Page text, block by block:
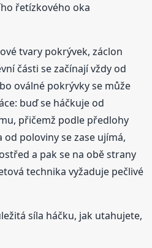
řetízkového oka
tvary pokrývek, záclon
části se začínají vždy od
oválné pokrývky se může
buď se háčkuje od
přičemž podle předlohy
poloviny se zase ujímá,
a pak se na obě strany
technika vyžaduje pečlivé
síla háčku, jak utahujete,